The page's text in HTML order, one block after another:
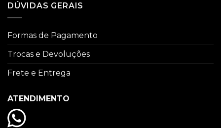
DÚVIDAS GERAIS
Formas de Pagamento
Trocas e Devoluções
Frete e Entrega
ATENDIMENTO